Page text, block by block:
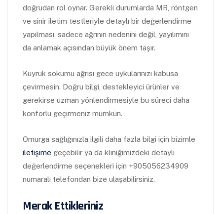
doğrudan rol oynar. Gerekli durumlarda MR, röntgen
ve sinir iletim testleriyle detaylı bir değerlendirme
yapılması, sadece ağrının nedenini değil, yayılımını
da anlamak açısından büyük önem taşır.
Kuyruk sokumu ağrısı gece uykularınızı kabusa
çevirmesin. Doğru bilgi, destekleyici ürünler ve
gerekirse uzman yönlendirmesiyle bu süreci daha
konforlu geçirmeniz mümkün.
Omurga sağlığınızla ilgili daha fazla bilgi için bizimle
iletişime geçebilir ya da kliniğimizdeki detaylı
değerlendirme seçenekleri için +905056234909
numaralı telefondan bize ulaşabilirsiniz.
Merak Ettikleriniz